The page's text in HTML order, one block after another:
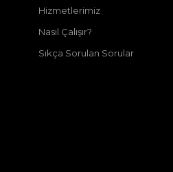
Hizmetlerimiz
Nasıl Çalışır?
Sıkça Sorulan Sorular